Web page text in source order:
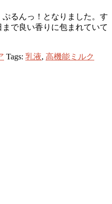
るんっ！となりました。す
で良い香りに包まれていて
Tags: 乳液, 高機能ミルク